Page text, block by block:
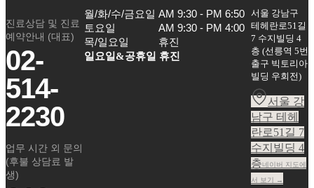
진료상담 및 진료
예약안내 (대표)
02-
514-
2230
업무 시간 외 문의
(후불 상담료 발
생)
월/화/수/금요일
토요일
목/일요일
AM 9:30 - PM 6:50
AM 9:30 - PM 4:00
휴진
일요일&공휴일 휴진
서울 강남구
테헤란로51길
7 수지빌딩 4
층 (선릉역 5번
출구 빅토리아
빌딩 우회전)
서울 강
남구 테헤
란로51길 7
수지빌딩 4
층네이버 지도에
서 보기 →